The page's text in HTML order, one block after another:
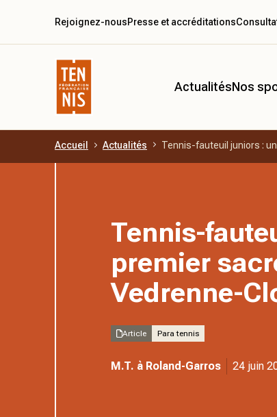
Aller au contenu principal
ActualitésNos
Rejoignez-nousPresse et accréditations
Accueil Actualités Tennis-fauteuil juniors :
Tennis-
premier
Vedrenne-
Article Para tennis
M.T. à Roland-Garros 24 juin